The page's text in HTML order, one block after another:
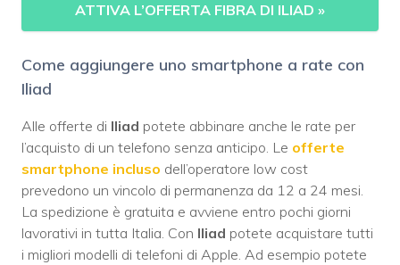
ATTIVA L’OFFERTA FIBRA DI ILIAD »
Come aggiungere uno smartphone a rate con
Iliad
Alle offerte di Iliad potete abbinare anche le rate per
l’acquisto di un telefono senza anticipo. Le offerte
smartphone incluso dell’operatore low cost
prevedono un vincolo di permanenza da 12 a 24 mesi.
La spedizione è gratuita e avviene entro pochi giorni
lavorativi in tutta Italia. Con Iliad potete acquistare tutti
i migliori modelli di telefoni di Apple. Ad esempio potete